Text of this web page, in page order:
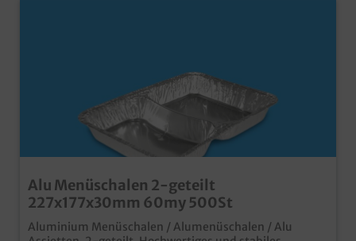
Alu Menüschalen 2-geteilt
227x177x30mm 60my 500St
Aluminium Menüschalen / Alumenüschalen / Alu